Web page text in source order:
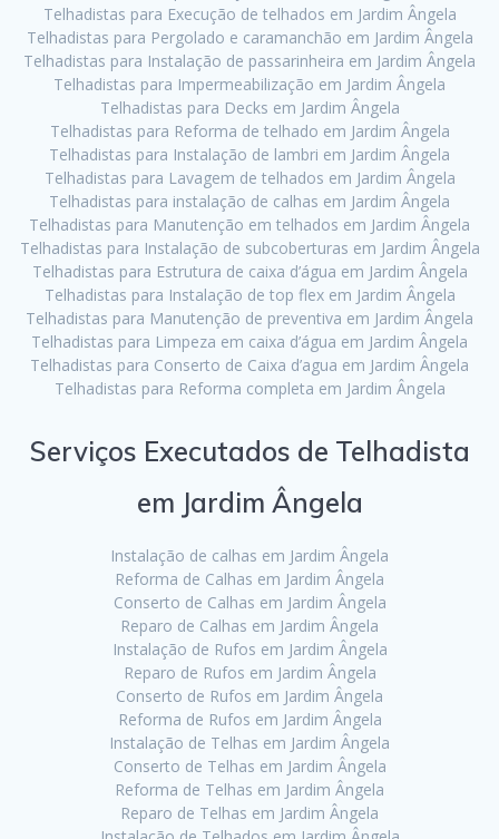
Telhadistas para Execução de telhados em Jardim Ângela
Telhadistas para Pergolado e caramanchão em Jardim Ângela
Telhadistas para Instalação de passarinheira em Jardim Ângela
Telhadistas para Impermeabilização em Jardim Ângela
Telhadistas para Decks em Jardim Ângela
Telhadistas para Reforma de telhado em Jardim Ângela
Telhadistas para Instalação de lambri em Jardim Ângela
Telhadistas para Lavagem de telhados em Jardim Ângela
Telhadistas para instalação de calhas em Jardim Ângela
Telhadistas para Manutenção em telhados em Jardim Ângela
Telhadistas para Instalação de subcoberturas em Jardim Ângela
Telhadistas para Estrutura de caixa d’água em Jardim Ângela
Telhadistas para Instalação de top flex em Jardim Ângela
Telhadistas para Manutenção de preventiva em Jardim Ângela
Telhadistas para Limpeza em caixa d’água em Jardim Ângela
Telhadistas para Conserto de Caixa d’agua em Jardim Ângela
Telhadistas para Reforma completa em Jardim Ângela
Serviços Executados de Telhadista
em Jardim Ângela
Instalação de calhas em Jardim Ângela
Reforma de Calhas em Jardim Ângela
Conserto de Calhas em Jardim Ângela
Reparo de Calhas em Jardim Ângela
Instalação de Rufos em Jardim Ângela
Reparo de Rufos em Jardim Ângela
Conserto de Rufos em Jardim Ângela
Reforma de Rufos em Jardim Ângela
Instalação de Telhas em Jardim Ângela
Conserto de Telhas em Jardim Ângela
Reforma de Telhas em Jardim Ângela
Reparo de Telhas em Jardim Ângela